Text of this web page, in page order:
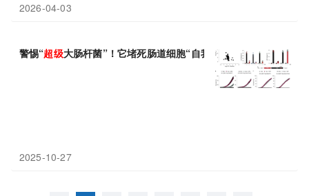
2026-04-03
警惕“超级大肠杆菌”！它堵死肠道细胞“自我牺牲路”，新研究破解
2025-10-27